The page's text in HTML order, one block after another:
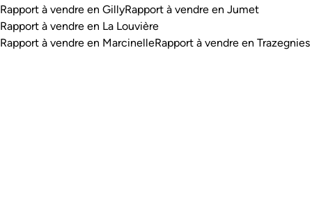
Rapport à vendre en GillyRapport à vendre en Jumet
Rapport à vendre en La Louvière
Rapport à vendre en MarcinelleRapport à vendre en Trazegnies